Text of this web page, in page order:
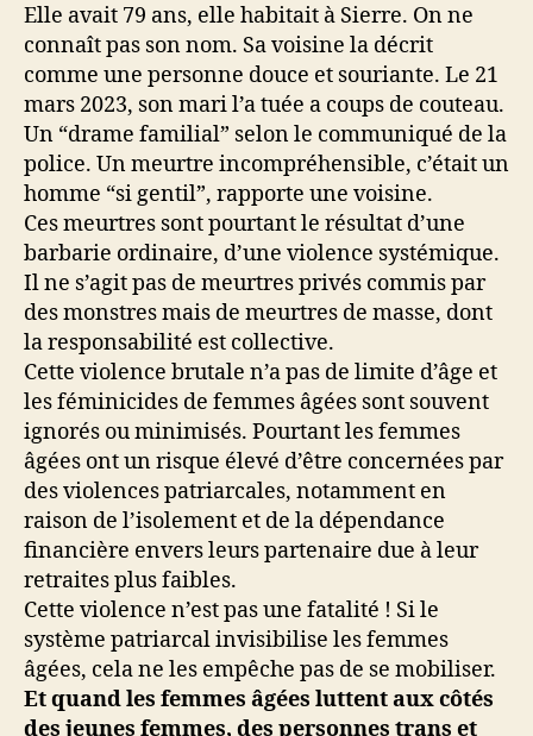
Elle avait 79 ans, elle habitait à Sierre. On ne
connaît pas son nom. Sa voisine la décrit
comme une personne douce et souriante. Le 21
mars 2023, son mari l’a tuée a coups de couteau.
Un “drame familial” selon le communiqué de la
police. Un meurtre incompréhensible, c’était un
homme “si gentil”, rapporte une voisine.
Ces meurtres sont pourtant le résultat d’une
barbarie ordinaire, d’une violence systémique.
Il ne s’agit pas de meurtres privés commis par
des monstres mais de meurtres de masse, dont
la responsabilité est collective.
Cette violence brutale n’a pas de limite d’âge et
les féminicides de femmes âgées sont souvent
ignorés ou minimisés. Pourtant les femmes
âgées ont un risque élevé d’être concernées par
des violences patriarcales, notamment en
raison de l’isolement et de la dépendance
financière envers leurs partenaire due à leur
retraites plus faibles.
Cette violence n’est pas une fatalité ! Si le
système patriarcal invisibilise les femmes
âgées, cela ne les empêche pas de se mobiliser.
Et quand les femmes âgées luttent aux côtés
des jeunes femmes, des personnes trans et